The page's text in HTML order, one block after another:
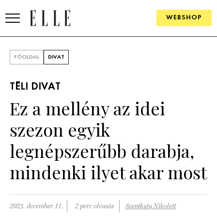
WEBSHOP
SZÉPSÉG
PSZICHÉ
PÁRKAPCSOLAT
FŐOLDAL DIVAT
TÉLI DIVAT
Ez a mellény az idei
szezon egyik
legnépszerűbb darabja,
mindenki ilyet akar most
2023. december 11. 2 perc olvasás Szentkuty Nikolett